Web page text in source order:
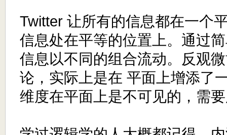
Twitter 让所有的信息都在一个
信息处在平等的位置上。通过
信息以不同的组合流动。反观
论，实际上是在 平面上增添了
维度在平面上是不可见的，需